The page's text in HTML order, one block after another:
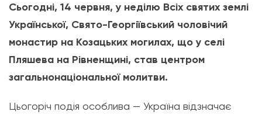
Сьогодні, 14 червня, у неділю Всіх святих землі
Української, Свято-Георгіївський чоловічий
монастир на Козацьких могилах, що у селі
Пляшева на Рівненщині, став центром
загальнонаціональної молитви.
Цьогоріч подія особлива — Україна відзначає